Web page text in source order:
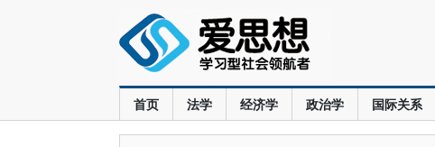
首页 法学 经济学 政治学 国际关系